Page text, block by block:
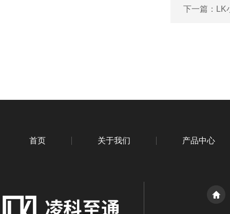
下一篇： LK
首页 关于我们 产品中心